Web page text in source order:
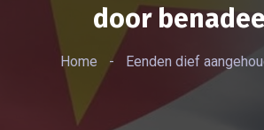
door
Home - Eenden dief